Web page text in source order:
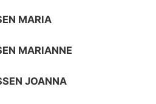
MARIA
MARIANNE
JOANNA